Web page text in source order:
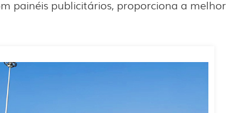
painéis publicitários, proporciona a